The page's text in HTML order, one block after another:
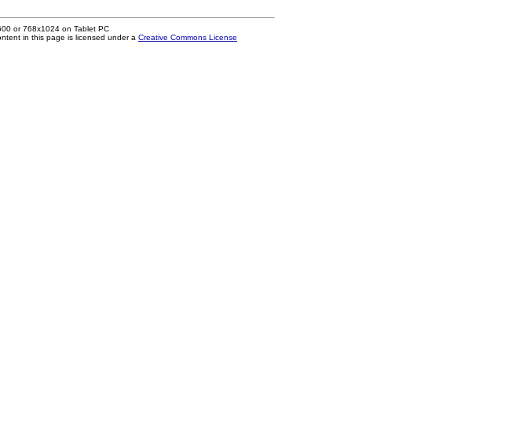
or 768x1024 on Tablet PC
in this page is licensed under a Creative Commons License